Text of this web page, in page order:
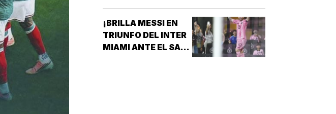
ANTE LOS PERICOS DE PUEBLA EN EL
SEGUNDO JUEGO DE LA ÚLTIMA SERIE
DE LA TEMPORADA REGULAR EN EL
ESTADIO HERMANOS SERDÁN, CON LO
QUE LOS POBLANOS…
¡BRILLA MESSI EN
TRIUNFO DEL INTER
MIAMI ANTE EL SAN